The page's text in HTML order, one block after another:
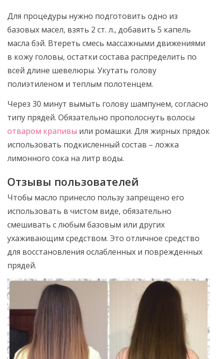
Для процедуры нужно подготовить одно из
базовых масел, взять 2 ст. л., добавить 5 капель
масла бэй. Втереть смесь массажными движениями
в кожу головы, остатки состава распределить по
всей длине шевелюры. Укутать голову
полиэтиленом и теплым полотенцем.
Через 30 минут вымыть голову шампунем, согласно
типу прядей. Обязательно прополоснуть волосы
отваром крапивы или ромашки. Для жирных прядок
использовать подкисленный состав – ложка
лимонного сока на литр воды.
Отзывы пользователей
Чтобы масло принесло пользу запрещено его
использовать в чистом виде, обязательно
смешивать с любым базовым или других
ухаживающим средством. Это отличное средство
для восстановления ослабленных и поврежденных
прядей.